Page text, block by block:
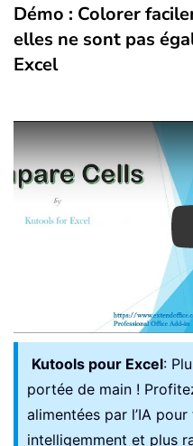
Démo : Colorer
elles ne sont pas
Excel
Kutools pour Excel:
portée de main !
alimentées par l’IA
intelligemment et plus